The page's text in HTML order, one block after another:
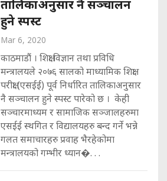
तालिकाअनुसार नै सञ्चालन
हुने स्पस्ट
Mar 6, 2020
काठमाडौं । शिक्षा विज्ञान तथा प्रविधि
मन्त्रालयले २०७६ सालको माध्यामिक शिक्षा
परीक्षा (एसईई) पूर्व निर्धारित तालिकाअनुसार
नै सञ्चालन हुने स्पस्ट पारेको छ । केही
सञ्चारमाध्यम र सामाजिक सञ्जालहरुमा
एसईई स्थगित र विद्यालयहरु बन्द गर्ने भन्ने
गलत समाचारहरु प्रवाह भैरहेकोमा
मन्त्रालयको गम्भीर ध्यान�. . .